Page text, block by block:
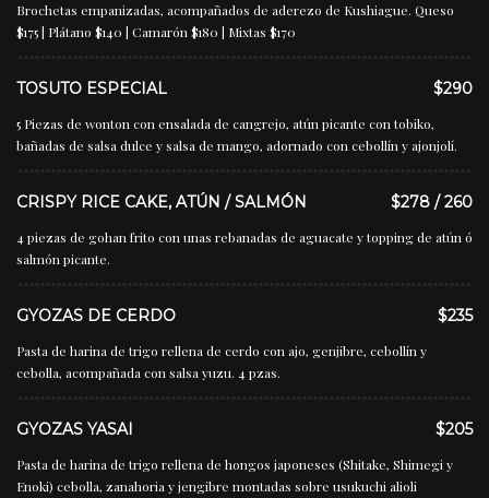
Brochetas empanizadas, acompañados de aderezo de Kushiague. Queso
$175 | Plátano $140 | Camarón $180 | Mixtas $170
TOSUTO ESPECIAL $290
5 Piezas de wonton con ensalada de cangrejo, atún picante con tobiko,
bañadas de salsa dulce y salsa de mango, adornado con cebollín y ajonjolí.
CRISPY RICE CAKE, ATÚN / SALMÓN $278 / 260
4 piezas de gohan frito con unas rebanadas de aguacate y topping de atún ó
salmón picante.
GYOZAS DE CERDO $235
Pasta de harina de trigo rellena de cerdo con ajo, genjibre, cebollín y
cebolla, acompañada con salsa yuzu. 4 pzas.
GYOZAS YASAI $205
Pasta de harina de trigo rellena de hongos japoneses (Shitake, Shimegi y
Enoki) cebolla, zanahoria y jengibre montadas sobre usukuchi alioli